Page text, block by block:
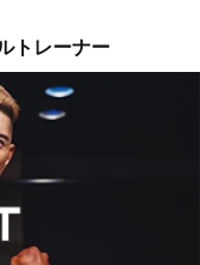
トレーナー